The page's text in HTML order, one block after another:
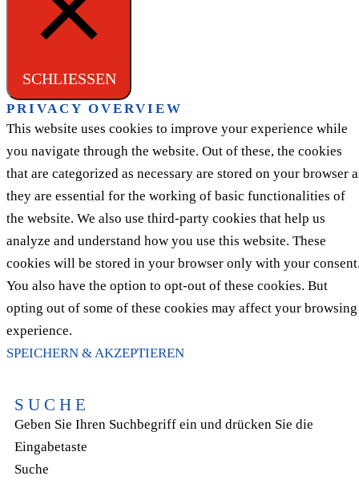
SCHLIESSEN
PRIVACY OVERVIEW
This website uses cookies to improve your experience while
you navigate through the website. Out of these, the cookies
that are categorized as necessary are stored on your browser
they are essential for the working of basic functionalities of
the website. We also use third-party cookies that help us
analyze and understand how you use this website. These
cookies will be stored in your browser only with your
You also have the option to opt-out of these cookies. But
opting out of some of these cookies may affect your browsing
experience.
SPEICHERN & AKZEPTIEREN
SUCHE
Geben Sie Ihren Suchbegriff ein und drücken Sie die
Eingabetaste
Suche